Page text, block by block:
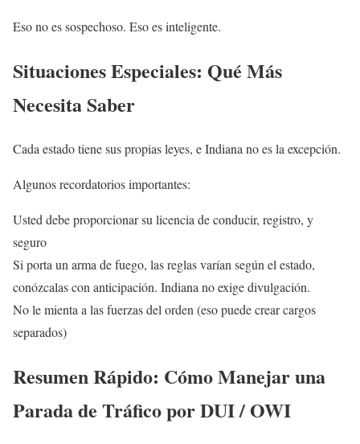
Eso no es sospechoso. Eso es inteligente.
Situaciones Especiales: Qué Más
Necesita Saber
Cada estado tiene sus propias leyes, e Indiana no es la excepción.
Algunos recordatorios importantes:
Usted debe proporcionar su licencia de conducir, registro, y
seguro
Si porta un arma de fuego, las reglas varían según el estado,
conózcalas con anticipación. Indiana no exige divulgación.
No le mienta a las fuerzas del orden (eso puede crear cargos
separados)
Resumen Rápido: Cómo Manejar una
Parada de Tráfico por DUI / OWI